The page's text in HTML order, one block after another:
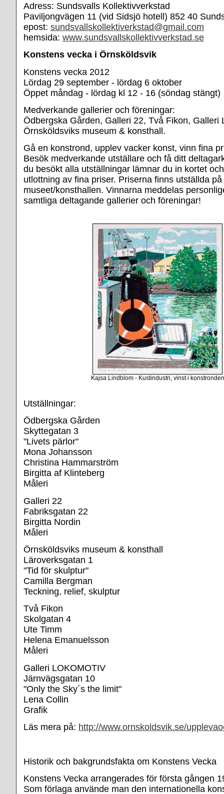
Adress: Sundsvalls Kollektivverkstad
Paviljongvägen 11 (vid Sidsjö hotell) 852 40
epost: sundsvallskollektiverkstad@gmail.com
hemsida: www.sundsvallskollektivverkstad.se
Konstens vecka i Örnsköldsvik
Konstens vecka 2012
Lördag 29 september - lördag 6 oktober
Öppet måndag - lördag kl 12 - 16 (söndag stängt)
Medverkande gallerier och föreningar:
Ödbergska Gården, Galleri 22, Två Fikon, Galleri
Örnsköldsviks museum & konsthall.
Gå en konstrond, upplev vacker konst, vinn fina
Besök medverkande utställare och få ditt
du besökt alla utställningar lämnar du in kortet
utlottning av fina priser. Priserna finns utställda på
museet/konsthallen. Vinnarna meddelas
samtliga deltagande gallerier och föreningar!
Kajsa Lindblom - Kustindustri, vinst i konstronden
Utställningar:
Ödbergska Gården
Skyttegatan 3
"Livets pärlor"
Mona Johansson
Christina Hammarström
Birgitta af Klinteberg
Måleri
Galleri 22
Fabriksgatan 22
Birgitta Nordin
Måleri
Örnsköldsviks museum & konsthall
Läroverksgatan 1
"Tid för skulptur"
Camilla Bergman
Teckning, relief, skulptur
Två Fikon
Skolgatan 4
Ute Timm
Helena Emanuelsson
Måleri
Galleri LOKOMOTIV
Järnvägsgatan 10
"Only the Sky´s the limit"
Lena Collin
Grafik
Läs mera på: http://www.ornskoldsvik.se/
Historik och bakgrundsfakta om Konstens Vecka
Konstens Vecka arrangerades för första gången
Som förlaga använde man den internationella